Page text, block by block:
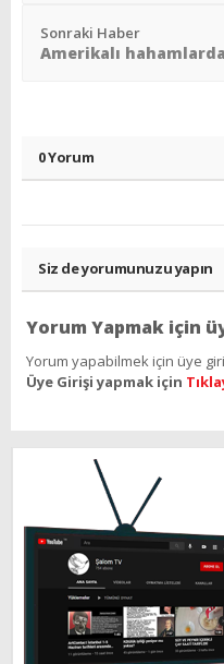
Sonraki Haber
0 Yorum
Siz de yorumunuzu yapın
Yorum Yapmak için
Yorum yapabilmek için üye
Üye Girişi yapmak için